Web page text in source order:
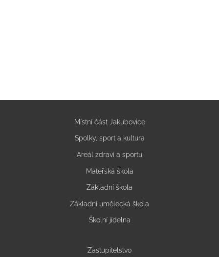
Místní část Jakubovice
Spolky, sport a kultura
Areál zdraví a sportu
Mateřská škola
Základní škola
Základní umělecká škola
Školní jídelna
Zastupitelstvo